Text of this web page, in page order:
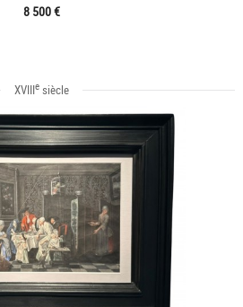
8 500 €
XVIIIe siècle